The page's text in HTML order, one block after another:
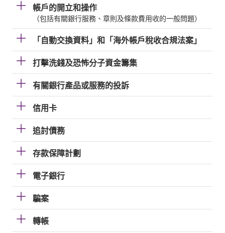
帳戶的開立和操作
（包括有關銀行服務、章則及條款費用收的一般問題）
「自動交換資料」和「海外帳戶稅收合規法案」
打擊洗錢及恐怖分子資金籌集
有關銀行產品或服務的投訴
信用卡
追討債務
存款保障計劃
電子銀行
騙案
轉帳